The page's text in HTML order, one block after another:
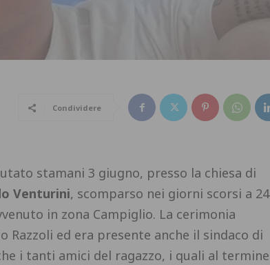
Condividere
stamani 3 giugno, presso la chiesa di
Venturini, scomparso nei giorni scorsi a 24
in zona Campiglio. La cerimonia
ed era presente anche il sindaco di
i tanti amici del ragazzo, i quali al termine